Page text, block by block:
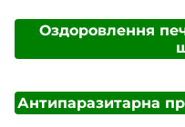
Оздоровлення
Антипаразитарна